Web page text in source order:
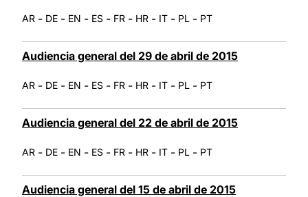
AR - DE - EN - ES - FR - HR - IT - PL - PT
Audiencia general del 29 de abril de 2015
AR - DE - EN - ES - FR - HR - IT - PL - PT
Audiencia general del 22 de abril de 2015
AR - DE - EN - ES - FR - HR - IT - PL - PT
Audiencia general del 15 de abril de 2015